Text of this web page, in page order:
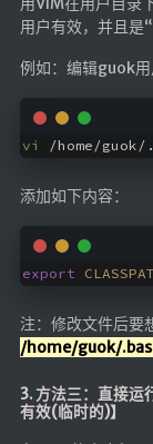
用户有效，并且是“
例如：编辑guok
vi /home/guok/
添加如下内容：
export
注：修改文件后要
/home/guok/
3. 方法三：直接
有效(临时的)】
dos
特效
文
树境
过山
夜景